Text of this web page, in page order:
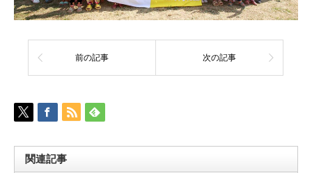
前の記事 次の記事
関連記事